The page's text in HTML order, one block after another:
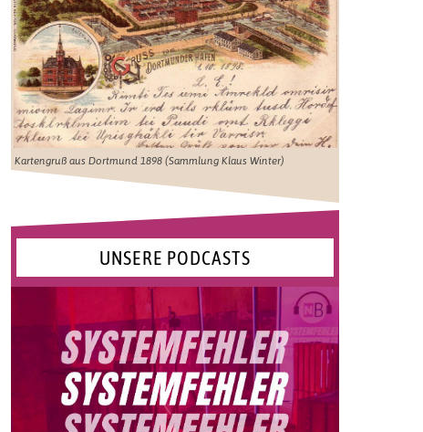
Kartengruß aus Dortmund 1898 (Sammlung Klaus Winter)
UNSERE PODCASTS